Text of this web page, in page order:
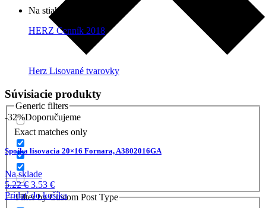
Generic filters
Exact matches only
Filter by Custom Post Type
Na stiahnutie
HERZ Cenník 2018
Herz Lisované tvarovky
Súvisiacie produkty
-32%Doporučujeme
Spojka lisovacia 20×16 Fornara, A3802016GA
Na sklade
5.22€ Pôvodná
cena
bola:
3.53 €Aktuálna
cena
Pridať do košíka